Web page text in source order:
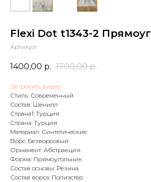
Flexi Dot t1343-2
Артикул:
1400,00 р. 1700,00 р.
Запросить видео
Стиль: Современный
Состав: Шенилл
Страна1: Турция
Страна: Турция
Материал: Синтетические
Ворс: Безворсовый
Орнамент: Абстракция
Форма: Прямоугольник
Состав основы: Резина
Состав ворса: Полиэстер